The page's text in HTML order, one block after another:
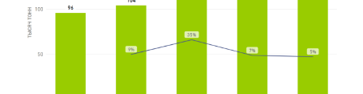
Средние потребительские цены
Показана динамика розничных цен по
следующим категориям товаров: